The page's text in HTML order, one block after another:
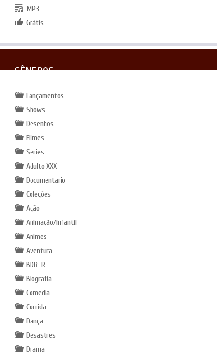
MP3
Grátis
GÊNEROS
Lançamentos
Shows
Desenhos
Filmes
Series
Adulto XXX
Documentario
Coleções
Ação
Animação/Infantil
Animes
Aventura
BDR-R
Biografia
Comedia
Corrida
Dança
Desastres
Drama